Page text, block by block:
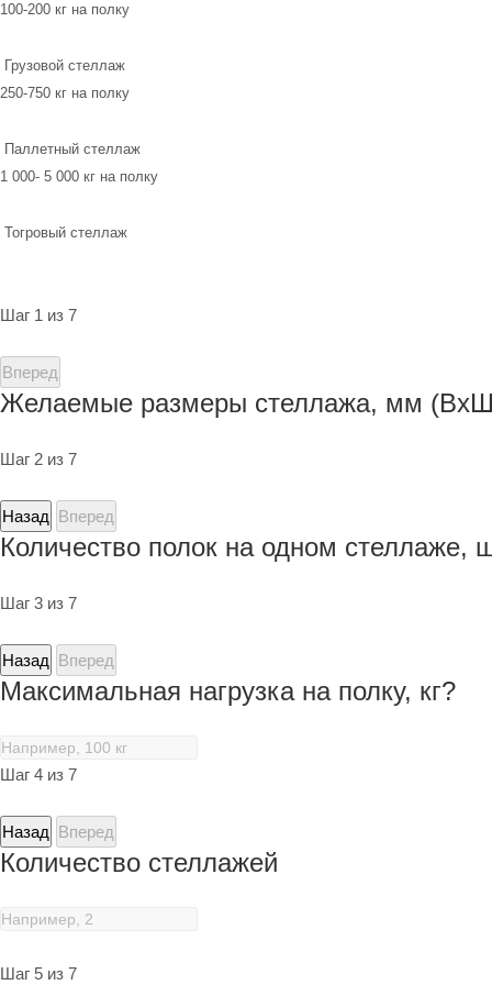
100-200 кг на полку
Грузовой стеллаж
250-750 кг на полку
Паллетный стеллаж
1 000- 5 000 кг на полку
Тогровый стеллаж
Шаг 1 из 7
Вперед
Желаемые размеры стеллажа, мм
Шаг 2 из 7
Назад Вперед
Количество полок на одном стеллаже,
Шаг 3 из 7
Назад Вперед
Максимальная нагрузка на полку, кг?
Шаг 4 из 7
Назад Вперед
Количество стеллажей
Шаг 5 из 7